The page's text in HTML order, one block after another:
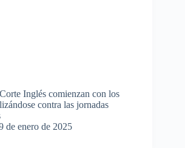
Inglés comienzan con los
contra las jornadas
de enero de 2025